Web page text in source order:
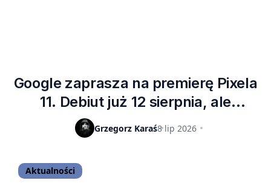
Google zaprasza na premierę Pixela
11. Debiut już 12 sierpnia, ale
najpewniej będzie drożej
Grzegorz Karaś8 lip 2026
Aktualności